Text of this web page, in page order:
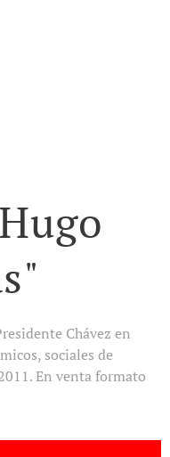
Chávez en
sociales de
En venta formato